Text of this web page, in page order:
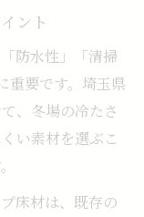
ント
防水性」「清掃
重要です。埼玉県
、冬場の冷たさ
い素材を選ぶこ
床材は、既存の